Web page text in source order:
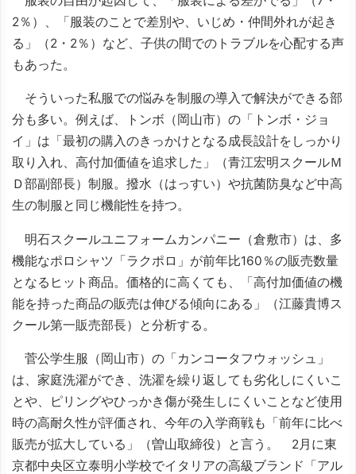
2％）、「服装のことで差別や、いじめ・仲間外れが起き
る」（2・2％）など、子供の間でのトラブルを心配する声
もあった。
そういった私服での悩みを制服の導入で解決ができる部
分も多い。例えば、トンボ（岡山市）の「トンボ・ジョ
イ」は「最初の購入のきっかけとなる成長設計をしっかり
取り入れ、高付加価値を追求した」（青江宏明スクールＭ
Ｄ部副部長）制服。撥水（はっすい）や抗菌防臭など中高
生の制服と同じ機能性を持つ。
明石スクールユニフォームカンパニー（倉敷市）は、多
機能なポロシャツ「ラクポロ」が前年比160％の販売数量
となるヒット商品。価格的に高くても、「高付加価値の機
能を持った商品の販売は伸びる傾向にある」（江藤貴博ス
クール第一販売部長）と分析する。
菅公学生服（岡山市）の「カンコータフウォッシュ」
は、家庭洗濯ができ、洗濯を繰り返しても劣化しにくいこ
とや、ピリングやひっかき傷が発生しにくいことなど使用
時の高耐久性が評価され、今年の入学商戦も「前年に比べ
販売が拡大している」（曽山取締役）と言う。 2月に東
京都中央区立泰明小学校でイタリアの高級ブランド「アル